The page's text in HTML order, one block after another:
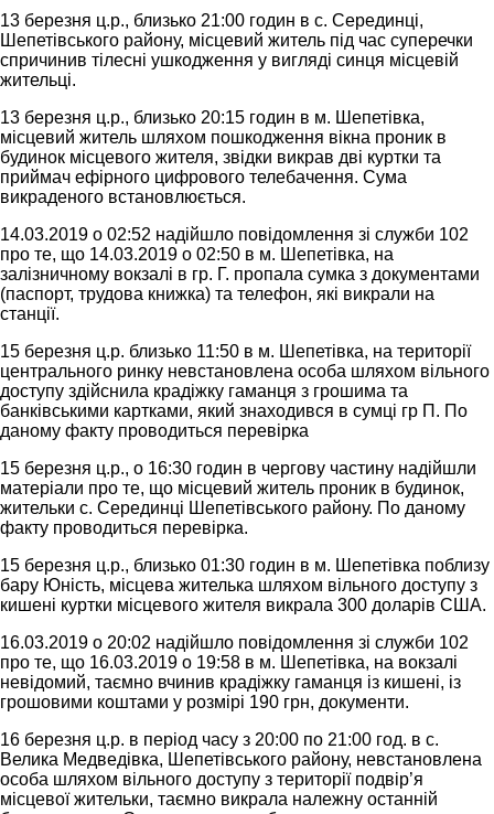
13 березня ц.р., близько 21:00 годин в с. Серединці,
Шепетівського району, місцевий житель під час суперечки
спричинив тілесні ушкодження у вигляді синця місцевій
жительці.
13 березня ц.р., близько 20:15 годин в м. Шепетівка,
місцевий житель шляхом пошкодження вікна проник в
будинок місцевого жителя, звідки викрав дві куртки та
приймач ефірного цифрового телебачення. Сума
викраденого встановлюється.
14.03.2019 о 02:52 надійшло повідомлення зі служби 102
про те, що 14.03.2019 о 02:50 в м. Шепетівка, на
залізничному вокзалі в гр. Г. пропала сумка з документами
(паспорт, трудова книжка) та телефон, які викрали на
станції.
15 березня ц.р. близько 11:50 в м. Шепетівка, на території
центрального ринку невстановлена особа шляхом вільного
доступу здійснила крадіжку гаманця з грошима та
банківськими картками, який знаходився в сумці гр П. По
даному факту проводиться перевірка
15 березня ц.р., о 16:30 годин в чергову частину надійшли
матеріали про те, що місцевий житель проник в будинок,
жительки с. Серединці Шепетівського району. По даному
факту проводиться перевірка.
15 березня ц.р., близько 01:30 годин в м. Шепетівка поблизу
бару Юність, місцева жителька шляхом вільного доступу з
кишені куртки місцевого жителя викрала 300 доларів США.
16.03.2019 о 20:02 надійшло повідомлення зі служби 102
про те, що 16.03.2019 о 19:58 в м. Шепетівка, на вокзалі
невідомий, таємно вчинив крадіжку гаманця із кишені, із
грошовими коштами у розмірі 190 грн, документи.
16 березня ц.р. в період часу з 20:00 по 21:00 год. в с.
Велика Медведівка, Шепетівського району, невстановлена
особа шляхом вільного доступу з території подвір’я
місцевої жительки, таємно викрала належну останній